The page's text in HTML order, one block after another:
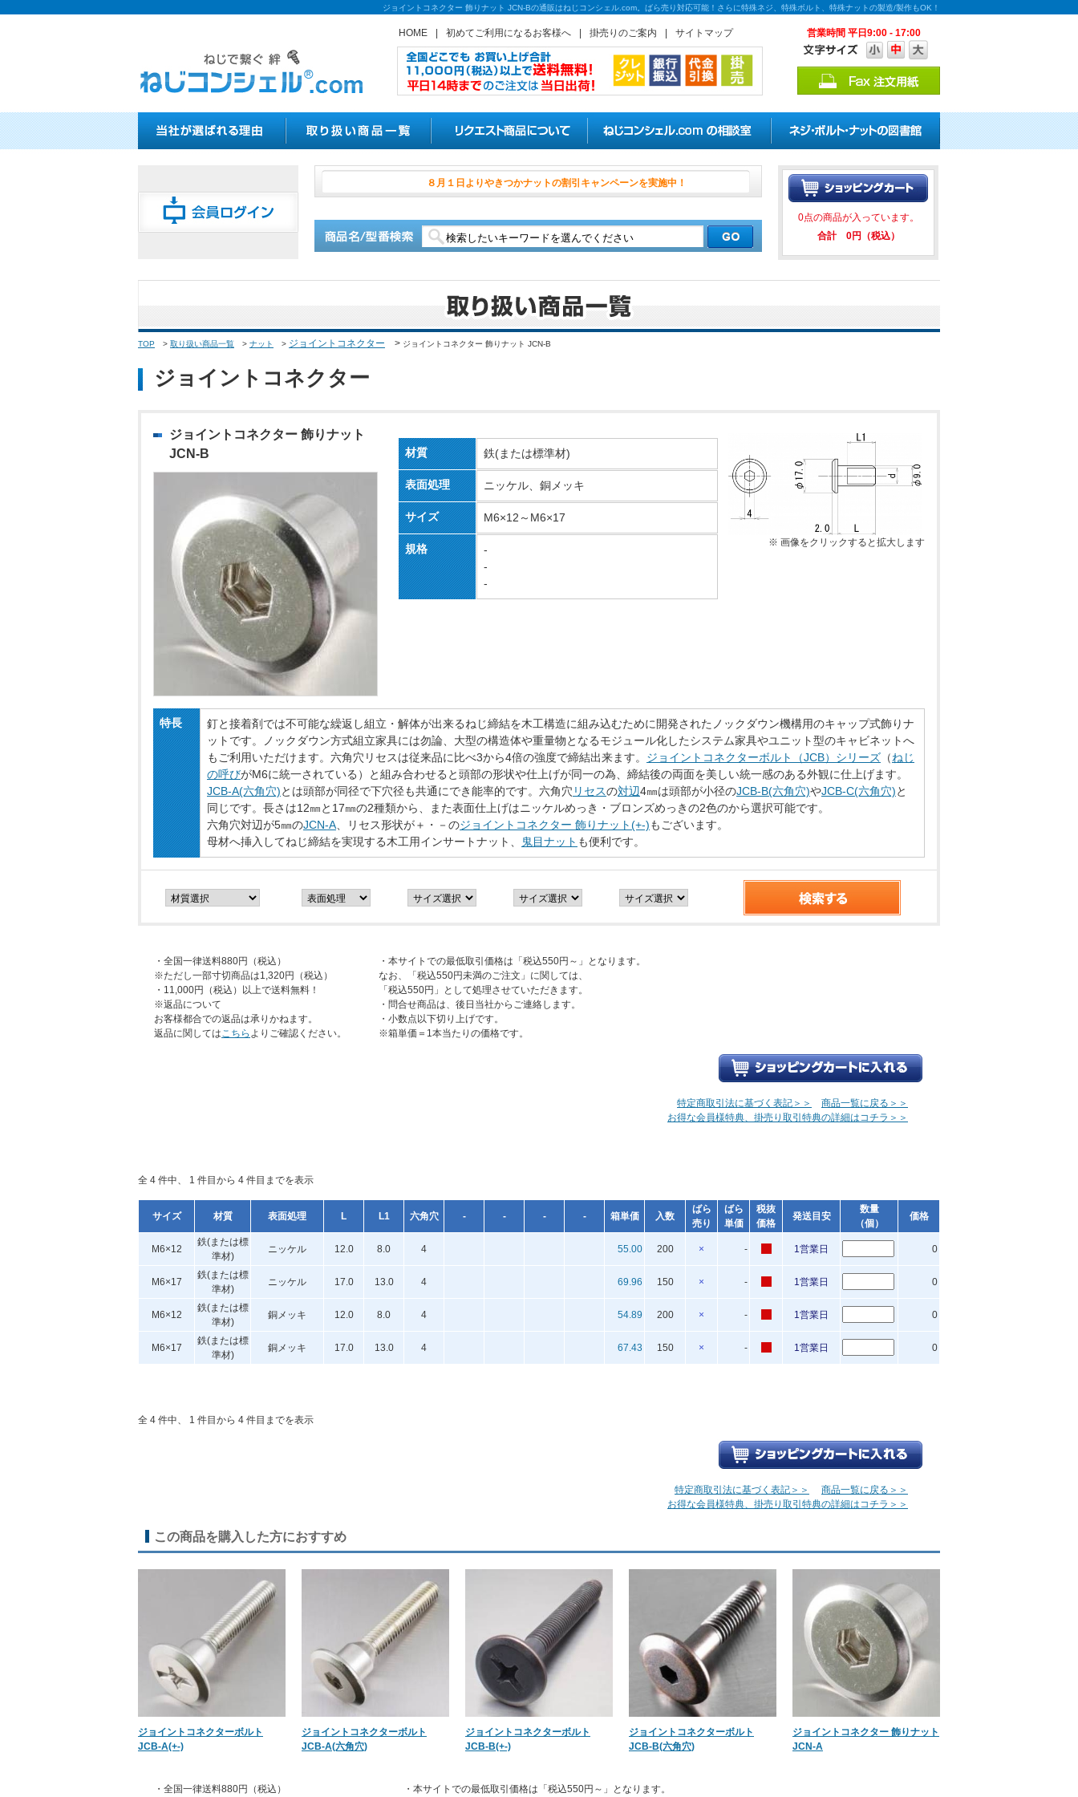
ジョイントコネクター 飾りナット JCN-Bの通販はねじコンシェル.com。ばら売り対応可能！さらに特殊ネジ、特殊ボルト、特殊ナットの製造/製作もOK！
HOME 初めてご利用になるお客様へ 掛売りのご案内 サイトマップ 営業時間 平日9:00 - 17:00
８月１日よりやきつかナットの割引キャンペーンを実施中
0点の商品が入っています。
合計 0円（税込）
TOP > 取り扱い商品一覧 > ナット > ジョイントコネクター > ジョイントコネクター 飾りナット JCN-B
ジョイントコネクター
ジョイントコネクター 飾りナット
JCN-B
材質 鉄(または標準材)
表面処理 ニッケル、銅メッキ
サイズ M6×12～M6×17
規格
-
-
-
※ 画像をクリックすると拡大します
特長
釘と接着剤では不可能な繰返し組立・解体が出来るねじ締結を木工構造に組み込むために開発されたノックダウン機構用のキャップ式飾りナ
ットです。ノックダウン方式組立家具には勿論、大型の構造体や重量物となるモジュール化したシステム家具やユニット型のキャビネットへ
もご利用いただけます。六角穴リセスは従来品に比べ3から4倍の強度で締結出来ます。 ジョイントコネクターボルト（JCB）シリーズ （ねじ
の呼びがM6に統一されている）と組み合わせると頭部の形状や仕上げが同一の為、締結後の両面を美しい統一感のある外観に仕上げます。
JCB-A(六角穴)とは頭部が同径で下穴径も共通にでき能率的です。六角穴 リセスの対辺4㎜は頭部が小径のJCB-B(六角穴)やJCB-C(六角穴)と
同じです。長さは12㎜と17㎜の2種類から、また表面仕上げはニッケルめっき・ブロンズめっきの2色のから選択可能です。
六角穴対辺が5㎜のJCN-A 、リセス形状が＋・－のジョイントコネクター 飾りナット(+-)もございます。
母材へ挿入してねじ締結を実現する木工用インサートナット、
鬼目ナット も便利です。
・全国一律送料880円（税込）
※ただし一部寸切商品は1,320円（税込）
・11,000円（税込）以上で送料無料！
※返品について
お客様都合での返品は承りかねます。
返品に関してはこちら よりご確認ください。
・本サイトでの最低取引価格は「税込550円～」となります。
なお、「税込550円未満のご注文」に関しては、
「税込550円」として処理させていただきます。
・問合せ商品は、後日当社からご連絡します。
・小数点以下切り上げです。
※箱単価＝1本当たりの価格です。
特定商取引法に基づく表記＞＞
商品一覧に戻る＞＞
お得な会員様特典、掛売り取引特典の詳細はコチラ＞＞
全 4 件中、 1 件目から 4 件目までを表示
サイズ 材質 表面処理 L L1 六角穴 - - - - 箱単価 入数
ばら
売り
ばら
単価
税抜
価格
発送目安
数量
（個）
価格
M6×12
鉄(または標
準材)
ニッケル 12.0 8.0 4 55.00 200 × - 1営業日 0
M6×17
鉄(または標
準材)
ニッケル 17.0 13.0 4 69.96 150 × - 1営業日 0
M6×12
鉄(または標
準材)
銅メッキ 12.0 8.0 4 54.89 200 × - 1営業日 0
M6×17
鉄(または標
準材)
銅メッキ 17.0 13.0 4 67.43 150 × - 1営業日 0
全 4 件中、 1 件目から 4 件目までを表示
特定商取引法に基づく表記＞＞
商品一覧に戻る＞＞
お得な会員様特典、掛売り取引特典の詳細はコチラ＞＞
この商品を購入した方におすすめ
ジョイントコネクターボルト
JCB-A(+-)
ジョイントコネクターボルト
JCB-A(六角穴)
ジョイントコネクターボルト
JCB-B(+-)
ジョイントコネクターボルト
JCB-B(六角穴)
ジョイントコネクター 飾りナット
JCN-A
・全国一律送料880円（税込） ・本サイトでの最低取引価格は「税込550円～」となります。